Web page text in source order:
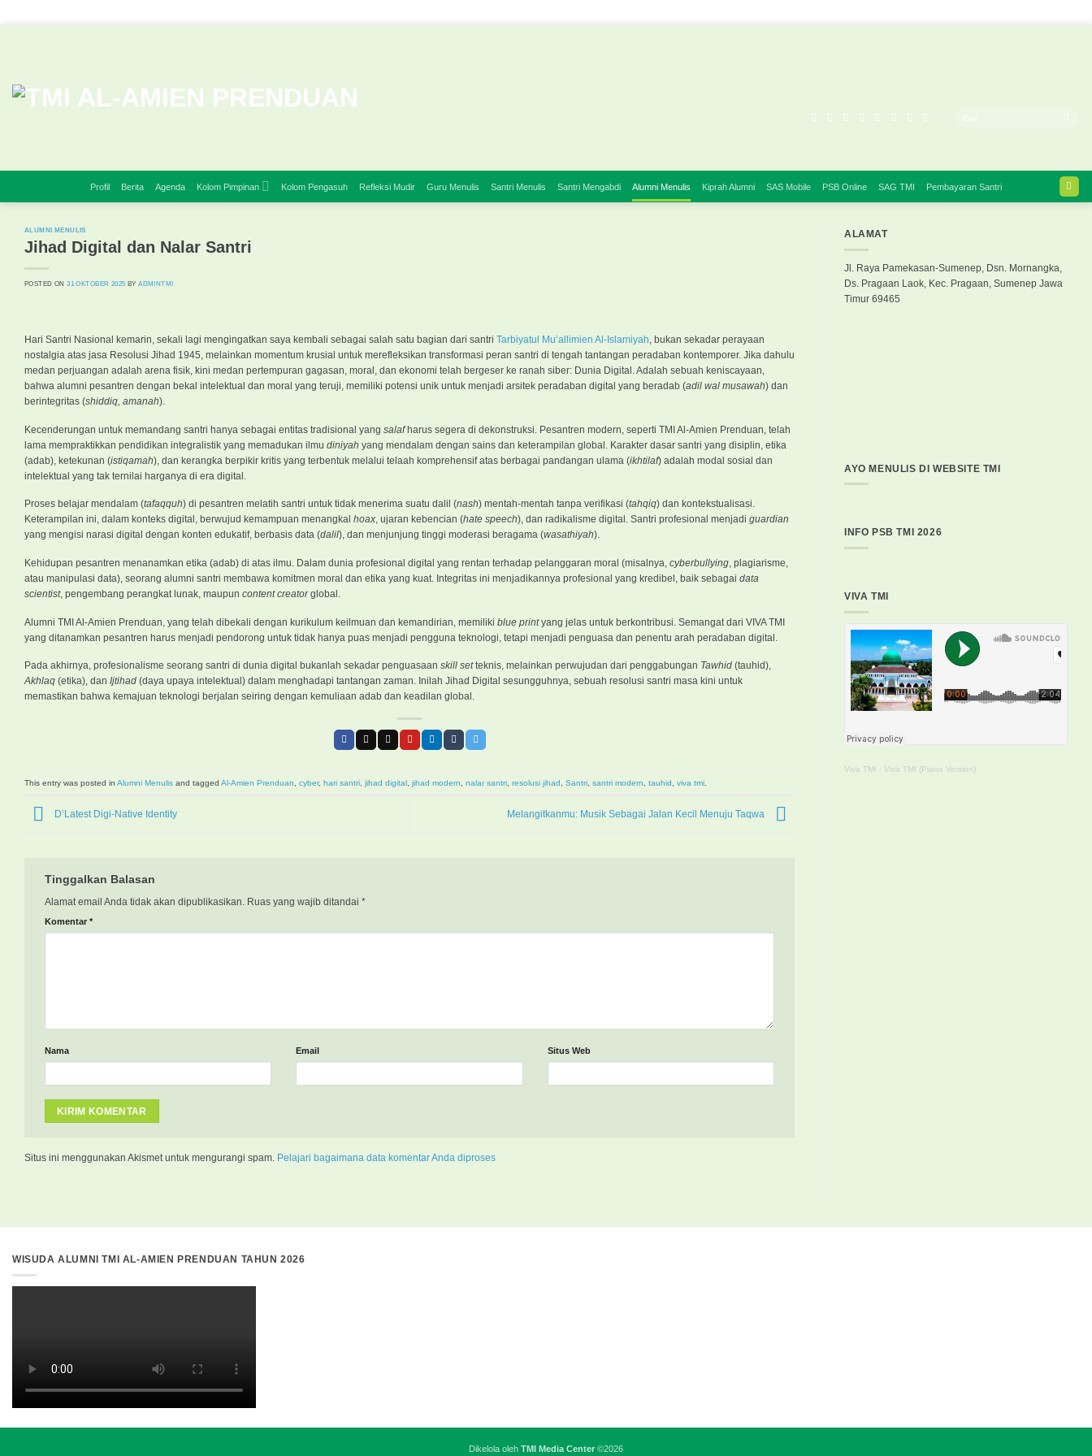
Profil Berita Agenda Kolom Pimpinan Kolom Pengasuh Refleksi Mudir Guru Menulis Santri Menulis Santri Mengabdi Alumni Menulis Kiprah Alumni SAS Mobile PSB Online SAG TMI Pembayaran Santri
ALUMNI MENULIS
Jihad Digital dan Nalar Santri
POSTED ON31 OKTOBER 2025 BYADMINTMI
Hari Santri Nasional kemarin, sekali lagi mengingatkan saya kembali sebagai salah satu bagian dari santri Tarbiyatul Mu’allimien Al-Islamiyah, bukan sekadar perayaan
nostalgia atas jasa Resolusi Jihad 1945, melainkan momentum krusial untuk merefleksikan transformasi peran santri di tengah tantangan peradaban kontemporer. Jika dahulu
medan perjuangan adalah arena fisik, kini medan pertempuran gagasan, moral, dan ekonomi telah bergeser ke ranah siber: Dunia Digital. Adalah sebuah keniscayaan,
bahwa alumni pesantren dengan bekal intelektual dan moral yang teruji, memiliki potensi unik untuk menjadi arsitek peradaban digital yang beradab (adil wal musawah) dan
berintegritas (shiddiq, amanah).
Kecenderungan untuk memandang santri hanya sebagai entitas tradisional yang salafharus segera di dekonstruksi. Pesantren modern, seperti TMI Al-Amien Prenduan, telah
lama mempraktikkan pendidikan integralistik yang memadukan ilmu diniyah yang mendalam dengan sains dan keterampilan global. Karakter dasar santri yang disiplin, etika
(adab), ketekunan (istiqamah), dan kerangka berpikir kritis yang terbentuk melalui telaah komprehensif atas berbagai pandangan ulama (ikhtilaf) adalah modal sosial dan
intelektual yang tak ternilai harganya di era digital.
Proses belajar mendalam (tafaqquh) di pesantren melatih santri untuk tidak menerima suatu dalil (nash) mentah-mentah tanpa verifikasi (tahqiq) dan kontekstualisasi.
Keterampilan ini, dalam konteks digital, berwujud kemampuan menangkal hoax, ujaran kebencian (hate speech), dan radikalisme digital. Santri profesional menjadi guardian
yang mengisi narasi digital dengan konten edukatif, berbasis data (dalil), dan menjunjung tinggi moderasi beragama (wasathiyah).
Kehidupan pesantren menanamkan etika (adab) di atas ilmu. Dalam dunia profesional digital yang rentan terhadap pelanggaran moral (misalnya, cyberbullying, plagiarisme,
atau manipulasi data), seorang alumni santri membawa komitmen moral dan etika yang kuat. Integritas ini menjadikannya profesional yang kredibel, baik sebagai data
scientist, pengembang perangkat lunak, maupun content creatorglobal.
Alumni TMI Al-Amien Prenduan, yang telah dibekali dengan kurikulum keilmuan dan kemandirian, memiliki blue printyang jelas untuk berkontribusi. Semangat dari VIVA TMI
yang ditanamkan pesantren harus menjadi pendorong untuk tidak hanya puas menjadi pengguna teknologi, tetapi menjadi penguasa dan penentu arah peradaban digital.
Pada akhirnya, profesionalisme seorang santri di dunia digital bukanlah sekadar penguasaan skill setteknis, melainkan perwujudan dari penggabungan Tawhid (tauhid),
Akhlaq (etika), dan Ijtihad (daya upaya intelektual) dalam menghadapi tantangan zaman. Inilah Jihad Digital sesungguhnya, sebuah resolusi santri masa kini untuk
memastikan bahwa kemajuan teknologi berjalan seiring dengan kemuliaan adab dan keadilan global.
This entry was posted in Alumni Menulis and tagged Al-Amien Prenduan, cyber, hari santri, jihad digital , jihad modern, nalar santri, resolusi jihad , Santri, santri modern, tauhid , viva tmi.
D’Latest Digi-Native Identity Melangitkanmu: Musik Sebagai Jalan Kecil Menuju Taqwa
Tinggalkan Balasan
Alamat email Anda tidak akan dipublikasikan. Ruas yang wajib ditandai *
Komentar *
Nama Email Situs Web
Situs ini menggunakan Akismet untuk mengurangi spam. Pelajari bagaimana data komentar Anda diproses
ALAMAT
Jl. Raya Pamekasan-Sumenep, Dsn. Mornangka,
Ds. Pragaan Laok, Kec. Pragaan, Sumenep Jawa
Timur 69465
AYO MENULIS DI WEBSITE TMI
INFO PSB TMI 2026
VIVA TMI
Viva TMI · Viva TMI (Piano Version)
WISUDA ALUMNI TMI AL-AMIEN PRENDUAN TAHUN 2026
Dikelola oleh TMI Media Center ©2026